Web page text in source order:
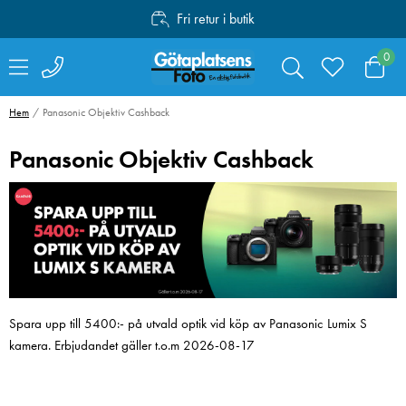
Fri retur i butik
Personlig service
Fri frakt över 1000:-
0
Hem Panasonic Objektiv Cashback
Panasonic Objektiv Cashback
Spara upp till 5400:- på utvald optik vid köp av Panasonic Lumix S
kamera. Erbjudandet gäller t.o.m 2026-08-17